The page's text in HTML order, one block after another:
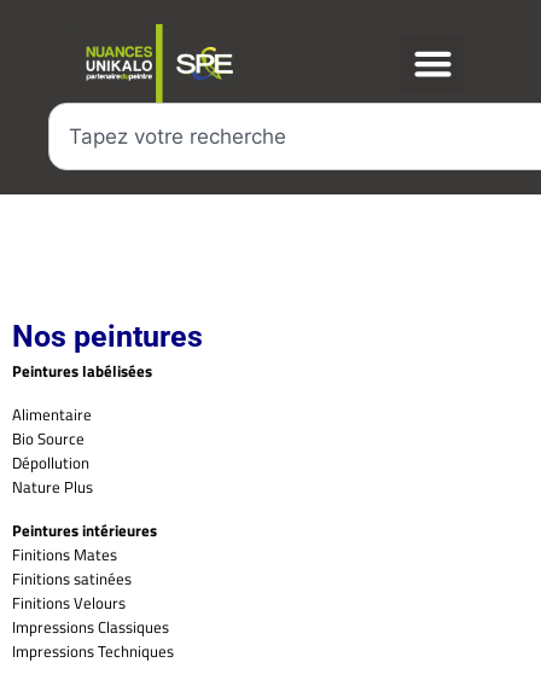
Nos peintures
Peintures labélisées
Alimentaire
Bio Source
Dépollution
Nature Plus
Peintures intérieures
Finitions Mates
Finitions satinées
Finitions Velours
Impressions Classiques
Impressions Techniques